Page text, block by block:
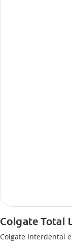
Colgate Total
Colgate Interdental